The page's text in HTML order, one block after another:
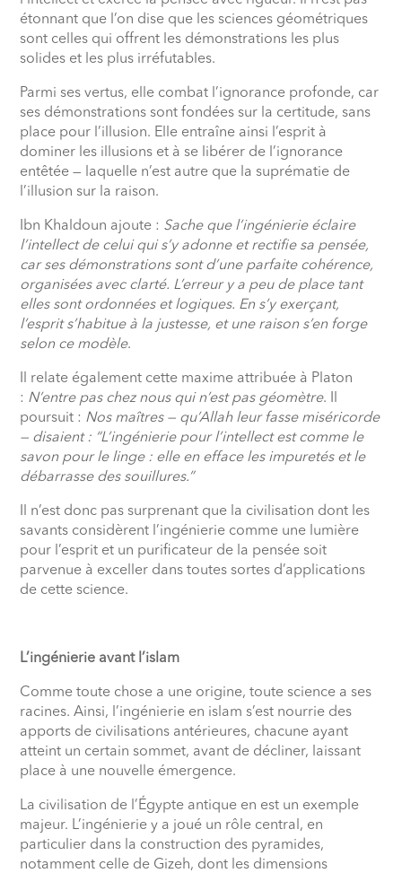
étonnant que l’on dise que les sciences géométriques
sont celles qui offrent les démonstrations les plus
solides et les plus irréfutables.
Parmi ses vertus, elle combat l’ignorance profonde, car
ses démonstrations sont fondées sur la certitude, sans
place pour l’illusion. Elle entraîne ainsi l’esprit à
dominer les illusions et à se libérer de l’ignorance
entêtée — laquelle n’est autre que la suprématie de
l’illusion sur la raison.
Ibn Khaldoun ajoute : Sache que l’ingénierie éclaire
l’intellect de celui qui s’y adonne et rectifie sa pensée,
car ses démonstrations sont d’une parfaite cohérence,
organisées avec clarté. L’erreur y a peu de place tant
elles sont ordonnées et logiques. En s’y exerçant,
l’esprit s’habitue à la justesse, et une raison s’en forge
selon ce modèle.
Il relate également cette maxime attribuée à Platon
: N’entre pas chez nous qui n’est pas géomètre. Il
poursuit : Nos maîtres — qu’Allah leur fasse miséricorde
— disaient : “L’ingénierie pour l’intellect est comme le
savon pour le linge : elle en efface les impuretés et le
débarrasse des souillures.”
Il n’est donc pas surprenant que la civilisation dont les
savants considèrent l’ingénierie comme une lumière
pour l’esprit et un purificateur de la pensée soit
parvenue à exceller dans toutes sortes d’applications
de cette science.
L’ingénierie avant l’islam
Comme toute chose a une origine, toute science a ses
racines. Ainsi, l’ingénierie en islam s’est nourrie des
apports de civilisations antérieures, chacune ayant
atteint un certain sommet, avant de décliner, laissant
place à une nouvelle émergence.
La civilisation de l’Égypte antique en est un exemple
majeur. L’ingénierie y a joué un rôle central, en
particulier dans la construction des pyramides,
notamment celle de Gizeh, dont les dimensions